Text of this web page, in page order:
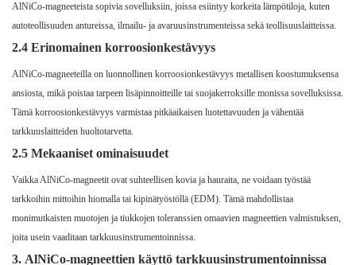
AlNiCo-magneeteista sopivia sovelluksiin, joissa esiintyy korkeita lämpötiloja, kuten
autoteollisuuden antureissa, ilmailu- ja avaruusinstrumenteissa sekä teollisuuslaitteissa.
2.4 Erinomainen korroosionkestävyys
AlNiCo-magneeteilla on luonnollinen korroosionkestävyys metallisen koostumuksensa
ansiosta, mikä poistaa tarpeen lisäpinnoitteille tai suojakerroksille monissa sovelluksissa.
Tämä korroosionkestävyys varmistaa pitkäaikaisen luotettavuuden ja vähentää
tarkkuuslaitteiden huoltotarvetta.
2.5 Mekaaniset ominaisuudet
Vaikka AlNiCo-magneetit ovat suhteellisen kovia ja hauraita, ne voidaan työstää
tarkkoihin mittoihin hiomalla tai kipinätyöstöllä (EDM). Tämä mahdollistaa
monimutkaisten muotojen ja tiukkojen toleranssien omaavien magneettien valmistuksen,
joita usein vaaditaan tarkkuusinstrumentoinnissa.
3. AlNiCo-magneettien käyttö tarkkuusinstrumentoinnissa